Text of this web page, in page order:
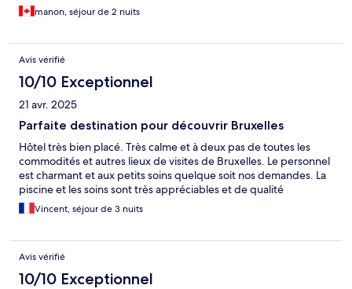
manon, séjour de 2 nuits
Avis vérifié
10/10 Exceptionnel
21 avr. 2025
Parfaite destination pour découvrir Bruxelles
Hôtel très bien placé. Très calme et à deux pas de toutes les
commodités et autres lieux de visites de Bruxelles. Le personnel
est charmant et aux petits soins quelque soit nos demandes. La
piscine et les soins sont très appréciables et de qualité
Vincent, séjour de 3 nuits
Avis vérifié
10/10 Exceptionnel